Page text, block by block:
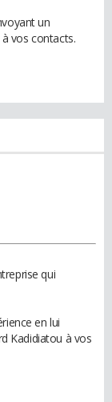
un
vos contacts.
qui
en lui
Kadidiatou à vos